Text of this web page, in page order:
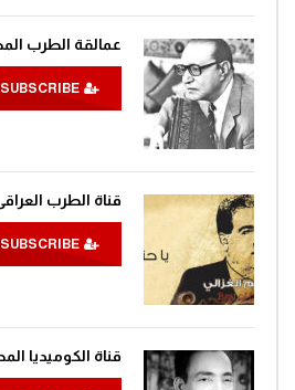
عمالقة الطرب
قناة الطرب
قناة الكوميديا